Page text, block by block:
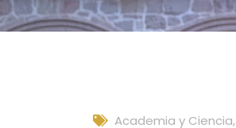
Academia y Ciencia,